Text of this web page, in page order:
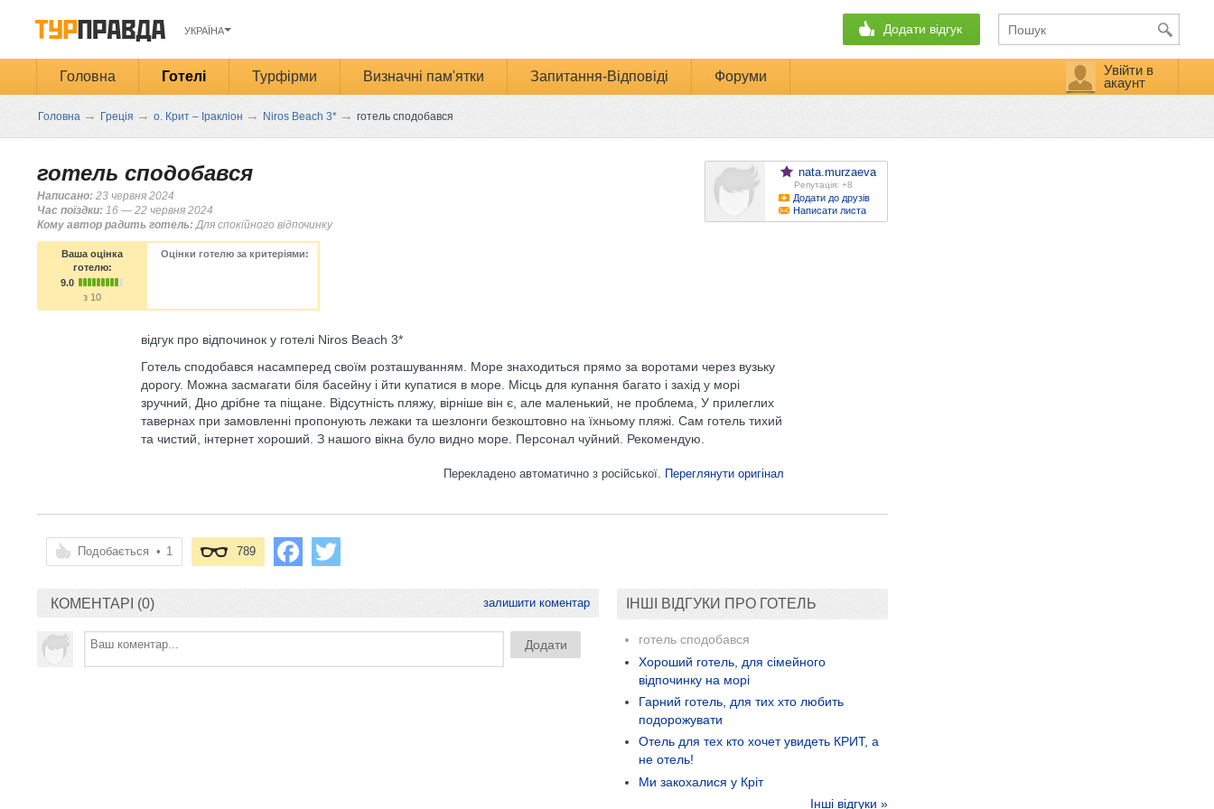
УКРАЇНА Додати відгук
Головна Готелі Турфірми Визначні пам'ятки Запитання-Відповіді Форуми
Увійти в
акаунт
Головна → Греція → о. Крит – Іракліон → Niros Beach 3* → готель сподобався
готель сподобався
Написано: 23 червня 2024
Час поїздки: 16 — 22 червня 2024
Кому автор радить готель: Для спокійного відпочинку
nata.murzaeva
Репутація: +8
Додати до друзів
Написати листа
Ваша оцінка
готелю:
9.0
з 10
Оцінки готелю за критеріями:
відгук про відпочинок у готелі Niros Beach 3*
Готель сподобався насамперед своїм розташуванням. Море знаходиться прямо за воротами через вузьку
дорогу. Можна засмагати біля басейну і йти купатися в море. Місць для купання багато і захід у морі
зручний, Дно дрібне та піщане. Відсутність пляжу, вірніше він є, але маленький, не проблема, У прилеглих
тавернах при замовленні пропонують лежаки та шезлонги безкоштовно на їхньому пляжі. Сам готель тихий
та чистий, інтернет хороший. З нашого вікна було видно море. Персонал чуйний. Рекомендую.
Перекладено автоматично з російської. Переглянути оригінал
Подобається • 1 789
КОМЕНТАРІ (0) залишити коментар ІНШІ ВІДГУКИ ПРО ГОТЕЛЬ
готель сподобався
Хороший готель, для сімейного
відпочинку на морі
Гарний готель, для тих хто любить
подорожувати
Отель для тех кто хочет увидеть КРИТ, а
не отель!
Ми закохалися у Кріт
Інші відгуки »